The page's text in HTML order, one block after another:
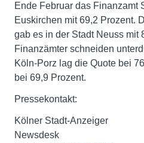
Ende Februar das Finanzamt
Euskirchen mit 69,2 Prozent.
gab es in der Stadt Neuss mit
Finanzämter schneiden
Köln-Porz lag die Quote bei
bei 69,9 Prozent.
Pressekontakt:
Kölner Stadt-Anzeiger
Newsdesk